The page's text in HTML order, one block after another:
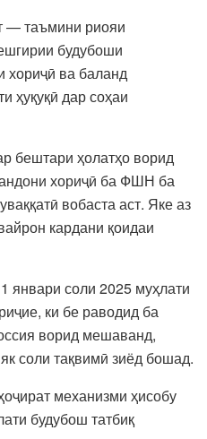
— таъмини риояи
будубоши
хориҷӣ ва баланд
ҳуқуқӣ дар соҳаи
бештари ҳолатҳо ворид
хориҷӣ ба ФШН ба
вобаста аст. Яке аз
кардани қоидаи
январи соли 2025 муҳлати
ки бе раводид ба
ворид мешаванд,
соли тақвимӣ зиёд бошад.
механизми ҳисобу
будубош татбиқ